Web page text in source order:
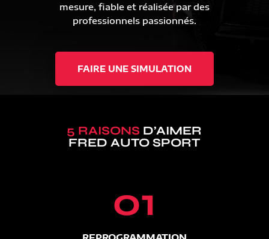
mesure, fiable et réalisée par des
professionnels passionnés.
FAIRE UNE SIMULATION
5 RAISONS D’AIMER
FRED AUTO SPORT
01